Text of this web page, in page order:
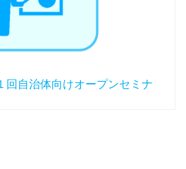
回自治体向けオープンセミナ